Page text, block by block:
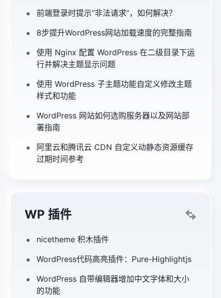
前端登录时提示“非法请求”，如何解决？
8步提升WordPress网站加载速度的完整指南
使用 Nginx 配置 WordPress 在二级目录下运
行并解决主题显示问题
使用 WordPress 子主题功能自定义修改主题
样式和功能
WordPress 网站如何选购服务器以及网站部
署指南
阿里云和腾讯云 CDN 自定义动静态资源缓存
过期时间参考
WP 插件
nicetheme 积木插件
WordPress代码高亮插件：Pure-Highlightjs
WordPress 自带编辑器增加中文字体和大小
的功能